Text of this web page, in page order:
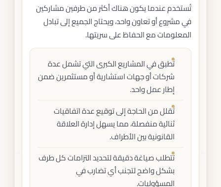
تُستخدم عندما يكون هناك أكثر من طرفين مشاركين
في مشروع أو تعاون واحد، ويحتاج الجميع إلى تبادل
المعلومات مع الحفاظ على سريتها.
تُطبق في المشاريع الكبرى التي تشمل عدة
شركات أو جهات استشارية أو مستثمرين ضمن
إطار عمل واحد.
تُقلل من الحاجة إلى توقيع عدة اتفاقيات
ثنائية منفصلة، مما يسهل إدارة العلاقة
القانونية بين الأطراف.
تتطلب صياغة دقيقة لتحديد التزامات كل طرف
بشكل واضح لتجنب أي تضارب في
المسؤوليات.